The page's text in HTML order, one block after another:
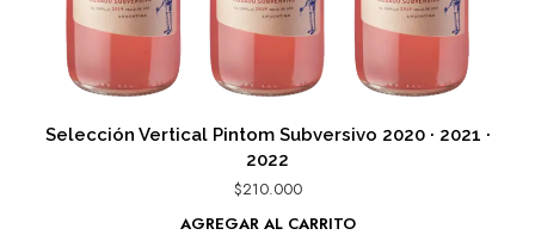
Selección Vertical Pintom Subversivo 2020 · 2021 ·
2022
$210.000
AGREGAR AL CARRITO